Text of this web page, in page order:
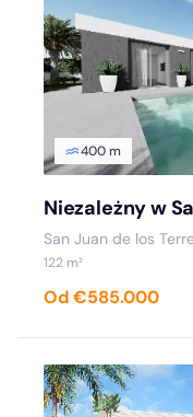
400 m
Niezależny w
San Juan de los
122 m²
Od €585.000